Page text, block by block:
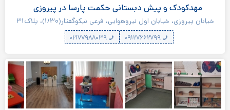
مهدکودک و پیش دبستانی حکمت پارسا در پیروزی
خیابان پیروزی، خیابان اول نیروهوایی، فرعی نیکوگفتار(۱/۳۰)، پلاک۳۱